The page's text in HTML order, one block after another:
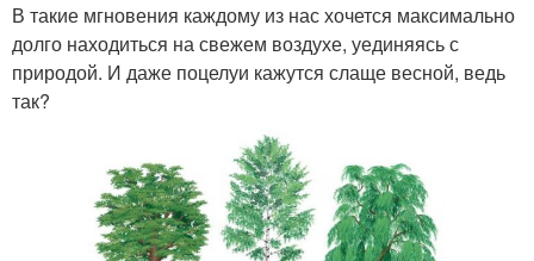
В такие мгновения каждому из нас хочется максимально
долго находиться на свежем воздухе, уединяясь с
природой. И даже поцелуи кажутся слаще весной, ведь
так?